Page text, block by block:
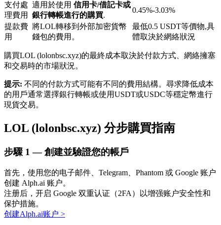
鎖倉BTR
輕鬆獲得多重福利
借貸寶
借貸數字貨幣，及時且安全的服務
支付處
理費用
適用於使用 信用卡/借記卡或
銀行轉帳進行的購買.
0.45%-3.03%
提款費
用
將LOL轉移到外部加密貨幣
錢包的費用。
最低0.5 USDT等價物,具
體取決於網絡狀況
購買LOL (lolonbsc.xyz)的最終成本取決於付款方式、網絡擁塞
和交易時的市場狀況。
提示: 不同的付款方式可能有不同的費用結構。尋求降低成本
的用戶通常選擇銀行轉帳或使用USDT或USDC等穩定幣進行
現貨交易。
LOL (lolonbsc.xyz) 分步購買指南
步驟 1 —創建並驗證您的帳戶
首先，使用您的电子邮件、Telegram、Phantom 或 Google 账户
创建 Alph.ai 账户。
注册后，开启 Google 双重认证（2FA）以增强账户安全性和
保护措施。
创建Alph.ai账户 >